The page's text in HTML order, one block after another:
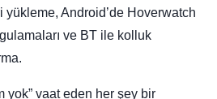
Android’de Hoverwatch
ve BT ile kolluk
yok” vaat eden her şey bir